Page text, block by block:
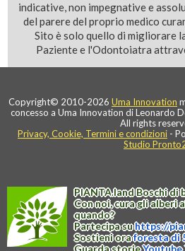
indicative, non impegnative e
del parere del proprio medico
Sito è solo quello di migliorare
Paziente e l'Odontoiatra
Copyright© 2010-2026 Uma Innovation
concesso a Uma Innovation di Leonardo
All rights
Privacy, Cookie, Termini e condizioni -
Studio
PIANTA.landBoschi di
Con noi, cura gli alberi
quando?
Partecipa suhttps://
Sostieni oraforesta di
Guarda storieYoutube